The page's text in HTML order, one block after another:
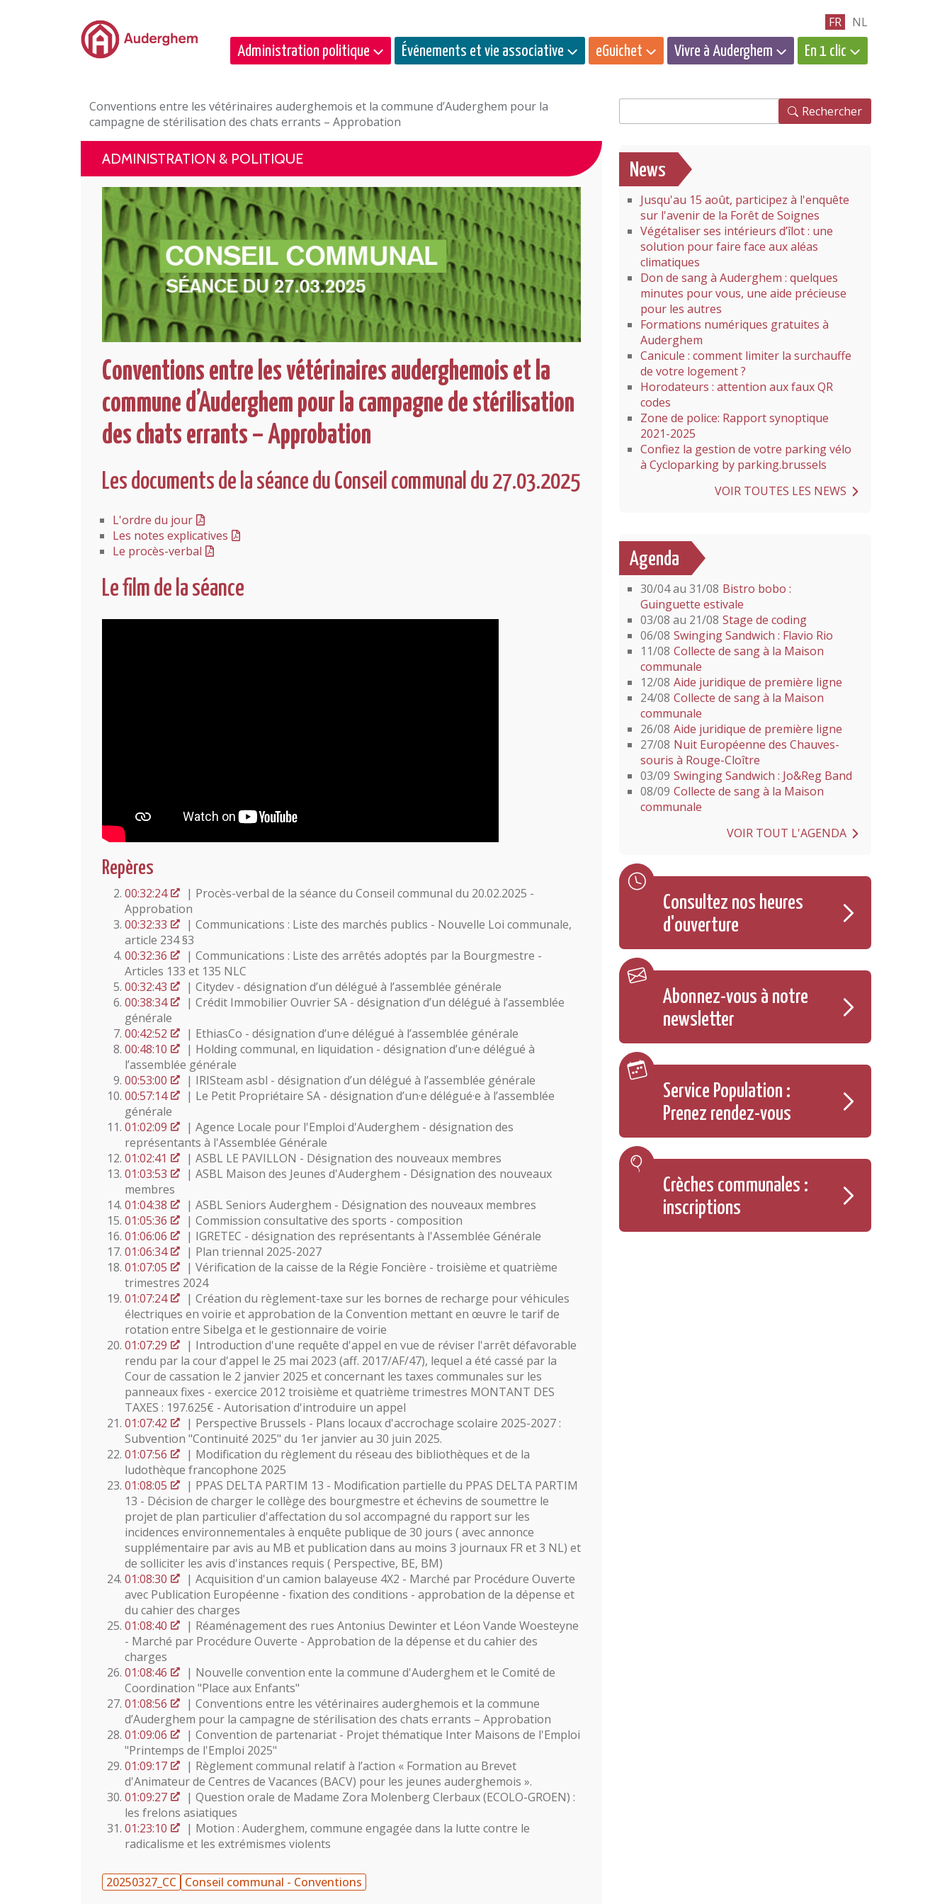
Passer au contenu principal FR NL
Administration politique Événements et vie associative eGuichet Vivre à Auderghem En 1 clic
Conventions entre les vétérinaires auderghemois et la commune d’Auderghem pour la
campagne de stérilisation des chats errants – Approbation
ADMINISTRATION & POLITIQUE
Conventions entre les vétérinaires auderghemois et la
commune d’Auderghem pour la campagne de stérilisation
des chats errants – Approbation
Les documents de la séance du Conseil communal du 27.03.2025
L'ordre du jour
Les notes explicatives
Le procès-verbal
Le film de la séance
Repères
00:32:24
| Procès-verbal de la séance du Conseil communal du 20.02.2025 -
Approbation
00:32:33
| Communications : Liste des marchés publics - Nouvelle Loi communale,
article 234 §3
00:32:36
| Communications : Liste des arrêtés adoptés par la Bourgmestre -
Articles 133 et 135 NLC
00:32:43
| Citydev - désignation d’un délégué à l’assemblée générale
00:38:34
| Crédit Immobilier Ouvrier SA - désignation d’un délégué à l’assemblée
générale
00:42:52
| EthiasCo - désignation d’un·e délégué à l’assemblée générale
00:48:10
| Holding communal, en liquidation - désignation d’un·e délégué à
l’assemblée générale
00:53:00
| IRISteam asbl - désignation d’un délégué à l’assemblée générale
00:57:14
| Le Petit Propriétaire SA - désignation d’un·e délégué·e à l’assemblée
générale
01:02:09
| Agence Locale pour l'Emploi d'Auderghem - désignation des
représentants à l'Assemblée Générale
01:02:41
| ASBL LE PAVILLON - Désignation des nouveaux membres
01:03:53
| ASBL Maison des Jeunes d'Auderghem - Désignation des nouveaux
membres
01:04:38
| ASBL Seniors Auderghem - Désignation des nouveaux membres
01:05:36
| Commission consultative des sports - composition
01:06:06
| IGRETEC - désignation des représentants à l'Assemblée Générale
01:06:34
| Plan triennal 2025-2027
01:07:05
| Vérification de la caisse de la Régie Foncière - troisième et quatrième
trimestres 2024
01:07:24
| Création du règlement-taxe sur les bornes de recharge pour véhicules
électriques en voirie et approbation de la Convention mettant en œuvre le tarif de
rotation entre Sibelga et le gestionnaire de voirie
01:07:29
| Introduction d'une requête d'appel en vue de réviser l'arrêt défavorable
rendu par la cour d'appel le 25 mai 2023 (aff. 2017/AF/47), lequel a été cassé par la
Cour de cassation le 2 janvier 2025 et concernant les taxes communales sur les
panneaux fixes - exercice 2012 troisième et quatrième trimestres MONTANT DES
TAXES : 197.625€ - Autorisation d'introduire un appel
01:07:42
| Perspective Brussels - Plans locaux d'accrochage scolaire 2025-2027 :
Subvention "Continuité 2025" du 1er janvier au 30 juin 2025.
01:07:56
| Modification du règlement du réseau des bibliothèques et de la
ludothèque francophone 2025
01:08:05
| PPAS DELTA PARTIM 13 - Modification partielle du PPAS DELTA PARTIM
13 - Décision de charger le collège des bourgmestre et échevins de soumettre le
projet de plan particulier d'affectation du sol accompagné du rapport sur les
incidences environnementales à enquête publique de 30 jours ( avec annonce
supplémentaire par avis au MB et publication dans au moins 3 journaux FR et 3 NL) et
de solliciter les avis d'instances requis ( Perspective, BE, BM)
01:08:30
| Acquisition d'un camion balayeuse 4X2 - Marché par Procédure Ouverte
avec Publication Européenne - fixation des conditions - approbation de la dépense et
du cahier des charges
01:08:40
| Réaménagement des rues Antonius Dewinter et Léon Vande Woesteyne
- Marché par Procédure Ouverte - Approbation de la dépense et du cahier des
charges
01:08:46
| Nouvelle convention ente la commune d'Auderghem et le Comité de
Coordination "Place aux Enfants"
01:08:56
| Conventions entre les vétérinaires auderghemois et la commune
d’Auderghem pour la campagne de stérilisation des chats errants – Approbation
01:09:06
| Convention de partenariat - Projet thématique Inter Maisons de l'Emploi
"Printemps de l'Emploi 2025"
01:09:17
| Règlement communal relatif à l’action « Formation au Brevet
d'Animateur de Centres de Vacances (BACV) pour les jeunes auderghemois ».
01:09:27
| Question orale de Madame Zora Molenberg Clerbaux (ECOLO-GROEN) :
les frelons asiatiques
01:23:10
| Motion : Auderghem, commune engagée dans la lutte contre le
radicalisme et les extrémismes violents
20250327_CC Conseil communal - Conventions
Rechercher
News
Jusqu'au 15 août, participez à l'enquête
sur l'avenir de la Forêt de Soignes
Végétaliser ses intérieurs d’îlot : une
solution pour faire face aux aléas
climatiques
Don de sang à Auderghem : quelques
minutes pour vous, une aide précieuse
pour les autres
Formations numériques gratuites à
Auderghem
Canicule : comment limiter la surchauffe
de votre logement ?
Horodateurs : attention aux faux QR
codes
Zone de police: Rapport synoptique
2021-2025
Confiez la gestion de votre parking vélo
à Cycloparking by parking.brussels
VOIR TOUTES LES NEWS
Agenda
30/04 au 31/08 Bistro bobo :
Guinguette estivale
03/08 au 21/08 Stage de coding
06/08 Swinging Sandwich : Flavio Rio
11/08 Collecte de sang à la Maison
communale
12/08 Aide juridique de première ligne
24/08 Collecte de sang à la Maison
communale
26/08 Aide juridique de première ligne
27/08 Nuit Européenne des Chauves-
souris à Rouge-Cloître
03/09 Swinging Sandwich : Jo&Reg Band
08/09 Collecte de sang à la Maison
communale
VOIR TOUT L'AGENDA
Consultez nos heures
d'ouverture
Abonnez-vous à notre
newsletter
Service Population :
Prenez rendez-vous
Crèches communales :
inscriptions